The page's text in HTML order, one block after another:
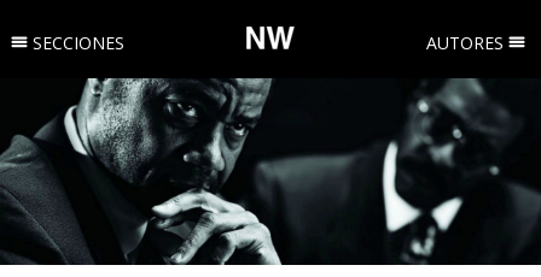
SECCIONES AUTORES